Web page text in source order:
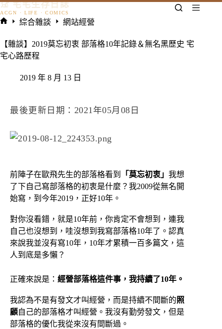
跳
至
要
內
𓃠 宅宅生存日誌
頁
綜合雜談 網站經營
【雜談】2019莫忘初衷 部落格10年記錄＆無名黑歷史 宅
宅心路歷程
2019 年 8 月 13 日
最後更新日期：2021年05月08日
前陣子在歐飛先生的部落格看到 「莫忘初衷」 我想
了下自己寫部落格的初衷是什麼？我2009從無名開
始寫，到今年2019，正好10年。
對你沒看錯，就是10年前，你肯定不會想到，連我
自己也沒想到， 哇沒想到我寫部落格10年了。 認真
來說我並沒有寫10年，10年才累積一百多篇文，這
人到底是多懶？
正確來說是： 經營部落格這件事，我持續了10年。
我認為不是有發文才叫經營，而是持續不間斷的照
顧自己的部落格才叫經營。我沒有勤勞發文，但是
部落格的優化我從來沒有間斷過。